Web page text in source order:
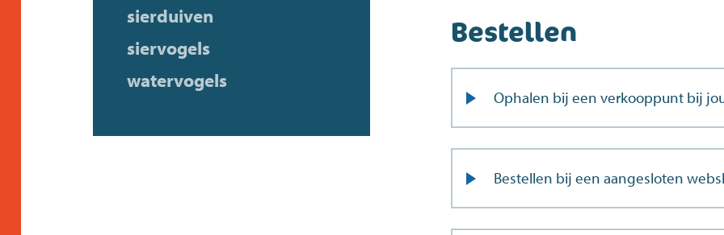
sierduiven
siervogels
watervogels
Bestellen
Ophalen bij een verkooppunt bij
Bestellen bij een aangesloten